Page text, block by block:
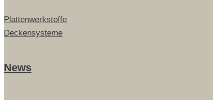
Plattenwerkstoffe
Deckensysteme
News